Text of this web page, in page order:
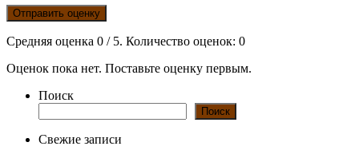
Отправить оценку
Средняя оценка 0 / 5. Количество оценок: 0
Оценок пока нет. Поставьте оценку первым.
Поиск
Поиск
Свежие записи